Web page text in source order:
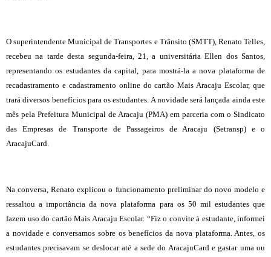
O superintendente Municipal de Transportes e Trânsito (SMTT), Renato Telles,
recebeu na tarde desta segunda-feira, 21, a universitária Ellen dos Santos,
representando os estudantes da capital, para mostrá-la a nova plataforma de
recadastramento e cadastramento online do cartão Mais Aracaju Escolar, que
trará diversos benefícios para os estudantes. A novidade será lançada ainda este
mês pela Prefeitura Municipal de Aracaju (PMA) em parceria com o Sindicato
das Empresas de Transporte de Passageiros de Aracaju (Setransp) e o
AracajuCard.
Na conversa, Renato explicou o funcionamento preliminar do novo modelo e
ressaltou a importância da nova plataforma para os 50 mil estudantes que
fazem uso do cartão Mais Aracaju Escolar. “Fiz o convite à estudante, informei
a novidade e conversamos sobre os benefícios da nova plataforma. Antes, os
estudantes precisavam se deslocar até a sede do AracajuCard e gastar uma ou